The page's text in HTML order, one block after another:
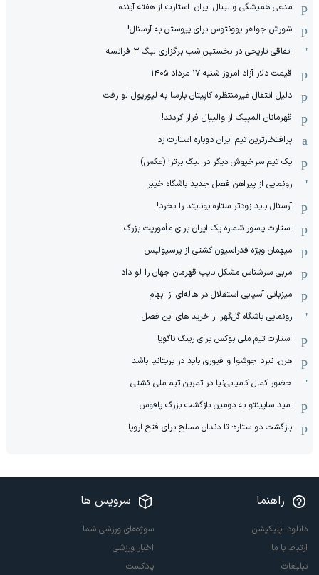
مدعی همیشگی والیبال ایران: استارت از هفته آینده
شورش جواهر یوونتوس برای پیوستن به آرسنال!
اتفاقی تاریخی در نخستین شب برگزاری لیگ ۳ فرانسه
قیمت دلار آزاد امروز شنبه ۱۷ مرداد ۱۴۰۵
دلیل انتقال غیرمنتظره کاپیتان بارسا به لیورپول لو رفت
قهرمانان المپیک از والیبال فرار کردند!
پرافتخارترین تیم ایران دوباره استارت زد
یک تیم سرخپوش دیگر در لیگ برتر! (عکس)
رونمایی از پیراهن فصل جدید باشگاه خیبر
آرسنال باید زودتر ستاره یونایتد را بخرد!
استارت پاسور شماره یک ایران برای مأموریت بزرگ
میهمان ویژه فدراسیون کشتی از پرسپولیس
مربی سرشناس مشکل نایب قهرمان جهان را لو داد
میزبانی آسیایی استقلال در هاله‌ای از ابهام
رونمایی باشگاه گل‌گهر از خرید های این فصل
استارت تیم ملی بوکس برای رینگ ناگویا
هرن: نبرد جوشوا و فیوری باید در بریتانیا باشد
حضور کمال کامیابی‌نیا در تمرین تیم ملی کشتی
امید ساپینتو به دومین بازگشت بزرگ پافوس
بازگشت دو ستاره: تا دندان مسلح برای فتح اروپا
راهنما
دانلود اپلیکیشن
ارتباط با ما
تبلیغات
سرویس ها
سوژه‌های ورزشی شما
اخبار ورزشی
پادکست